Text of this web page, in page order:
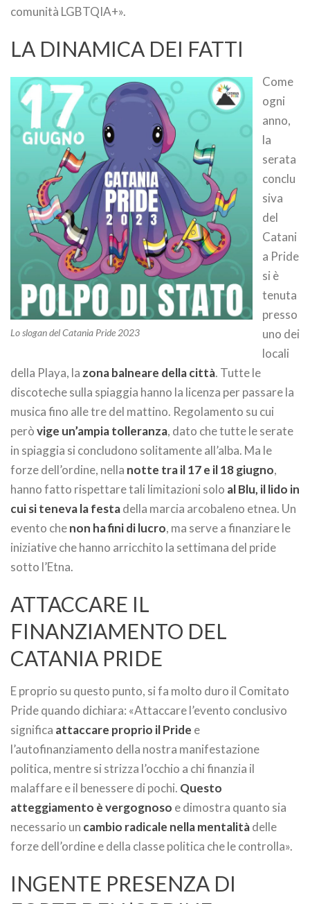
comunità LGBTQIA+».
LA DINAMICA DEI FATTI
Lo slogan del Catania Pride 2023
Come
ogni
anno,
la
serata
conclu
siva
del
Catani
a Pride
si è
tenuta
presso
uno dei
locali
della Playa, la zona balneare della città. Tutte le
discoteche sulla spiaggia hanno la licenza per passare la
musica fino alle tre del mattino. Regolamento su cui
peròvige un’ampia tolleranza, dato che tutte le serate
in spiaggia si concludono solitamente all’alba. Ma le
forze dell’ordine, nella notte tra il 17 e il 18 giugno,
hanno fatto rispettare tali limitazioni solo al Blu, il lido in
cui si teneva la festadella marcia arcobaleno etnea. Un
evento chenon ha fini di lucro, ma serve a finanziare le
iniziative che hanno arricchito la settimana del pride
sotto l’Etna.
ATTACCARE IL
FINANZIAMENTO DEL
CATANIA PRIDE
E proprio su questo punto, si fa molto duro il Comitato
Pride quando dichiara: «Attaccare l’evento conclusivo
significa attaccare proprio il Pride e
l’autofinanziamento della nostra manifestazione
politica, mentre si strizza l’occhio a chi finanzia il
malaffare e il benessere di pochi. Questo
atteggiamento è vergognoso e dimostra quanto sia
necessario un cambio radicale nella mentalitàdelle
forze dell’ordine e della classe politica che le controlla».
INGENTE PRESENZA DI